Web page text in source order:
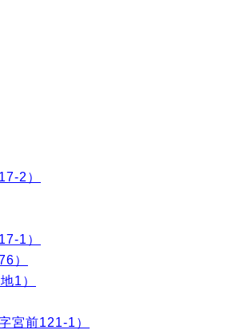
2）
1）
）
1）
宮前121-1）